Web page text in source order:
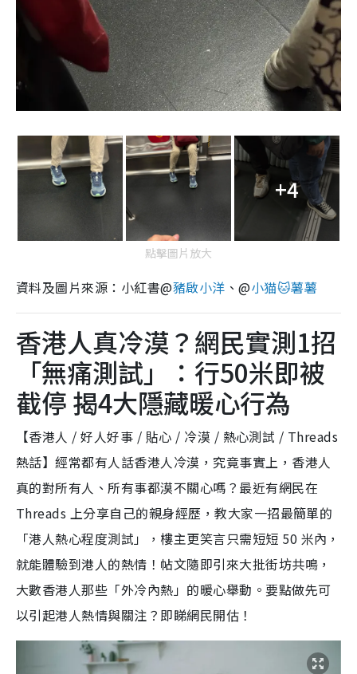
+4
點擊圖片放大
資料及圖片來源：小紅書@豬啟小洋 、@小猫🐱薯薯
香港人真冷漠？網民實測1招
「無痛測試」：行50米即被
截停 揭4大隱藏暖心行為
【香港人 / 好人好事 / 貼心 / 冷漠 / 熱心測試 / Threads
熱話】經常都有人話香港人冷漠，究竟事實上，香港人
真的對所有人、所有事都漠不關心嗎？最近有網民在
Threads 上分享自己的親身經歷，教大家一招最簡單的
「港人熱心程度測試」，樓主更笑言只需短短 50 米內，
就能體驗到港人的熱情！帖文隨即引來大批街坊共鳴，
大數香港人那些「外冷內熱」的暖心舉動。要點做先可
以引起港人熱情與關注？即睇網民開估！